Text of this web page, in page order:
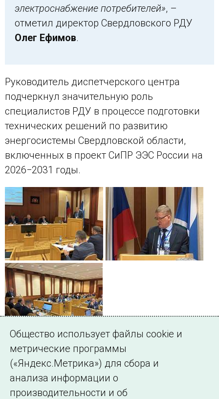
электроснабжение потребителей», –
отметил директор Свердловского РДУ
Олег Ефимов.
Руководитель диспетчерского центра
подчеркнул значительную роль
специалистов РДУ в процессе подготовки
технических решений по развитию
энергосистемы Свердловской области,
включенных в проект СиПР ЭЭС России на
2026−2031 годы.
← Все публикации
Общество использует файлы cookie и
метрические программы
(«Яндекс.Метрика») для сбора и
анализа информации о
производительности и об